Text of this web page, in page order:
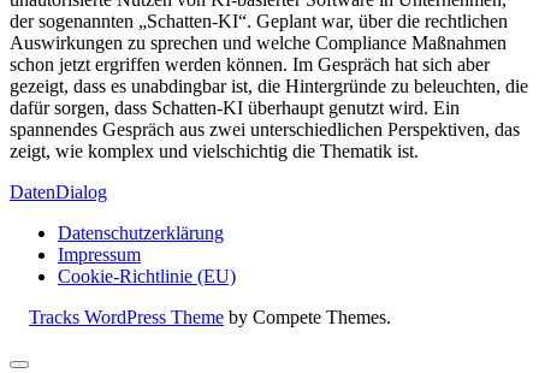
der sogenannten „Schatten-KI“. Geplant war, über die rechtlichen
Auswirkungen zu sprechen und welche Compliance Maßnahmen
schon jetzt ergriffen werden können. Im Gespräch hat sich aber
gezeigt, dass es unabdingbar ist, die Hintergründe zu beleuchten, die
dafür sorgen, dass Schatten-KI überhaupt genutzt wird. Ein
spannendes Gespräch aus zwei unterschiedlichen Perspektiven, das
zeigt, wie komplex und vielschichtig die Thematik ist.
DatenDialog
Datenschutzerklärung
Impressum
Cookie-Richtlinie (EU)
Tracks WordPress Theme by Compete Themes.